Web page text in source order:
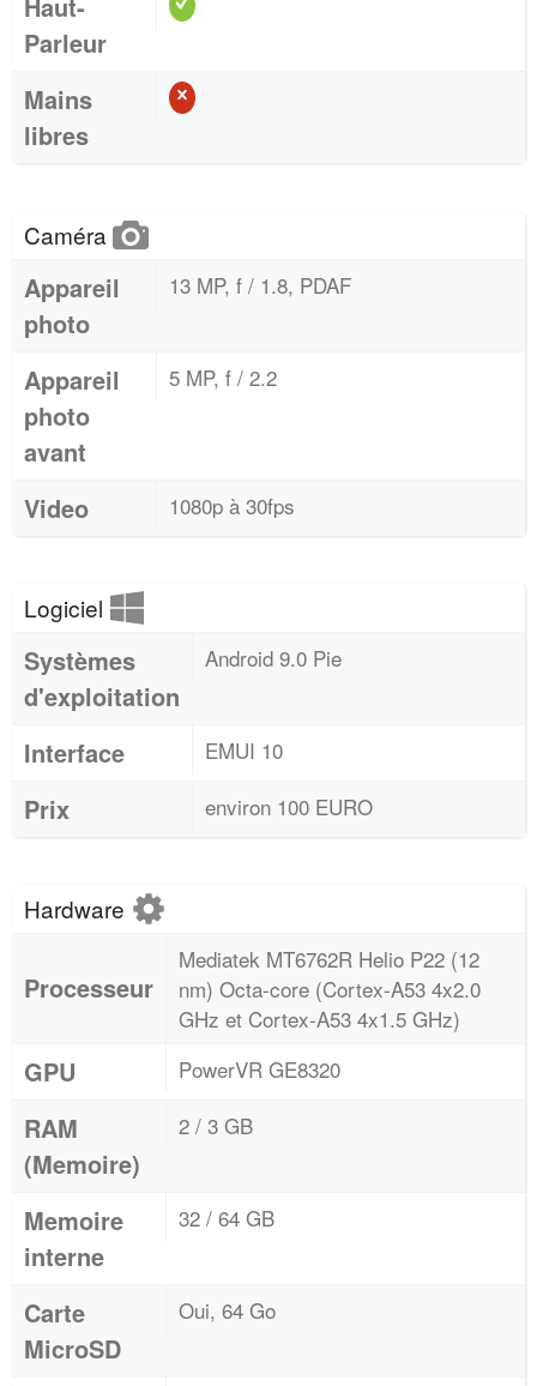
Parleur
Mains
libres
Caméra
Appareil
photo
13 MP, f / 1.8, PDAF
Appareil
photo
avant
5 MP, f / 2.2
Video 1080p à 30fps
Logiciel
Systèmes
d'exploitation
Android 9.0 Pie
Interface EMUI 10
Prix environ 100 EURO
Hardware
Processeur
Mediatek MT6762R Helio P22 (12
nm) Octa-core (Cortex-A53 4x2.0
GHz et Cortex-A53 4x1.5 GHz)
GPU PowerVR GE8320
RAM
(Memoire)
2 / 3 GB
Memoire
interne
32 / 64 GB
Carte
MicroSD
Oui, 64 Go